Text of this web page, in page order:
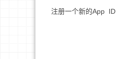
注册一个新的App ID